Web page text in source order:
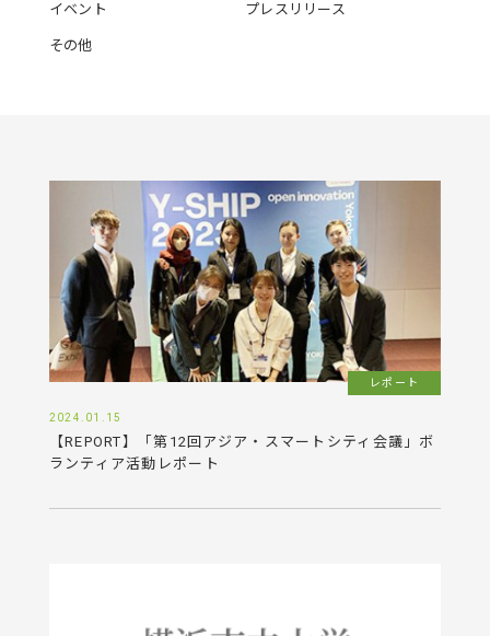
イベント プレスリリース
その他
レポート
2024.01.15
【REPORT】「第12回アジア・スマートシティ会議」ボ
ランティア活動レポート